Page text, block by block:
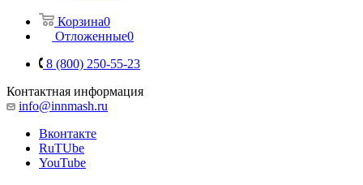
Корзина0
Отложенные0
8 (800) 250-55-23
Контактная информация
info@innmash.ru
Вконтакте
RuTUbe
YouTube